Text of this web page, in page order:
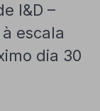
I&D –
escala
dia 30